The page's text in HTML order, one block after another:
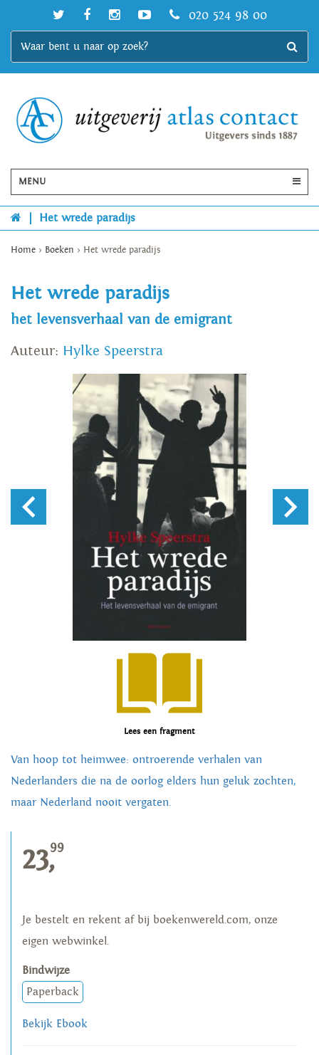
020 524 98 00
MENU
Het wrede paradijs
Home > Boeken > Het wrede paradijs
Het wrede paradijs
het levensverhaal van de emigrant
Auteur: Hylke Speerstra
Lees een fragment
Van hoop tot heimwee: ontroerende verhalen van
Nederlanders die na de oorlog elders hun geluk zochten,
maar Nederland nooit vergaten.
23,99
Je bestelt en rekent af bij boekenwereld.com, onze
eigen webwinkel.
Bindwijze
Paperback
Bekijk Ebook